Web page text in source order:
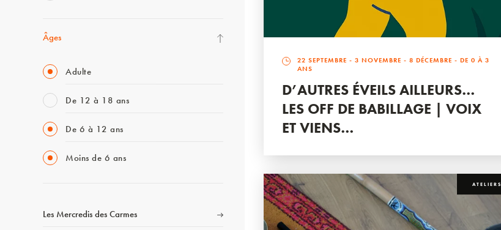
Âges
Adulte
De 12 à 18 ans
De 6 à 12 ans
Moins de 6 ans
Les Mercredis des Carmes
22 SEPTEMBRE -3 NOVEMBRE -8 DÉCEMBRE - DE 0 À 3
ANS
D’AUTRES ÉVEILS AILLEURS…
LES OFF DE BABILLAGE | VOIX
ET VIENS…
ATELIERS